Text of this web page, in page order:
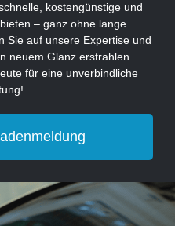
kostengünstige und
– ganz ohne lange
Sie auf unsere Expertise und
neuem Glanz erstrahlen.
für eine unverbindliche